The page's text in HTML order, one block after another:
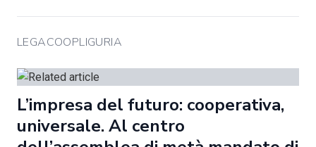
LEGACOOPLIGURIA
L’impresa del futuro: cooperativa,
universale. Al centro